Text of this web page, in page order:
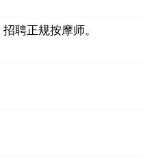
聘正规按摩师。